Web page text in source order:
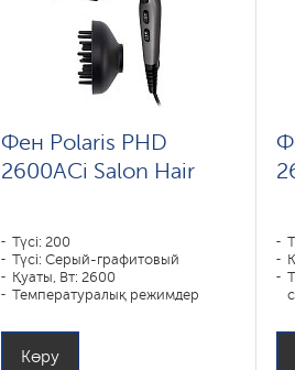
Фен Polaris PHD
2600AСi Salon Hair
Түсі: 200
Түсі: Серый-графитовый
Қуаты, Вт: 2600
Температуралық режимдер
Көру